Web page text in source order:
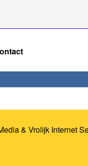
& Vrolijk Internet